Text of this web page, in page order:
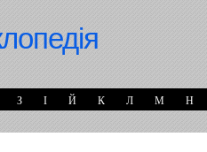
З І Й К Л М Н